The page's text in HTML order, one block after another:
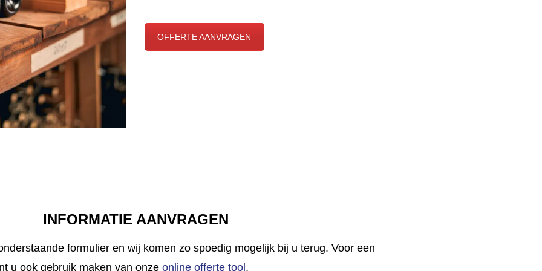
OFFERTE AANVRAGEN
INFORMATIE AANVRAGEN
formulier en wij komen zo spoedig mogelijk bij u terug. Voor een
u ook gebruik maken van onze online offerte tool .